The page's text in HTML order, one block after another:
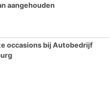
aangehouden
occasions bij Autobedrijf